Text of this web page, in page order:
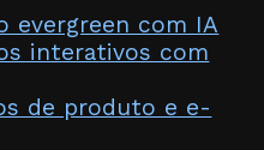
evergreen com IA
interativos com
de produto e e-